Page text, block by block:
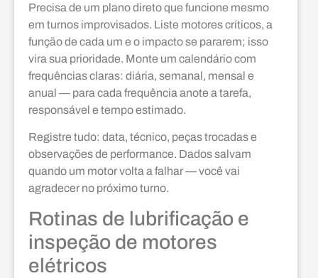
Precisa de um plano direto que funcione mesmo
em turnos improvisados. Liste motores críticos, a
função de cada um e o impacto se pararem; isso
vira sua prioridade. Monte um calendário com
frequências claras: diária, semanal, mensal e
anual — para cada frequência anote a tarefa,
responsável e tempo estimado.
Registre tudo: data, técnico, peças trocadas e
observações de performance. Dados salvam
quando um motor volta a falhar — você vai
agradecer no próximo turno.
Rotinas de lubrificação e
inspeção de motores
elétricos